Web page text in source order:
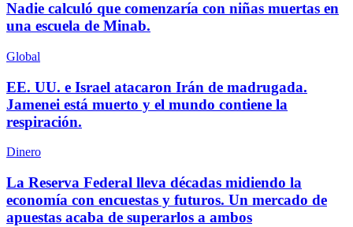
Nadie calculó que comenzaría con niñas muertas en
una escuela de Minab.
Global
EE. UU. e Israel atacaron Irán de madrugada.
Jamenei está muerto y el mundo contiene la
respiración.
Dinero
La Reserva Federal lleva décadas midiendo la
economía con encuestas y futuros. Un mercado de
apuestas acaba de superarlos a ambos